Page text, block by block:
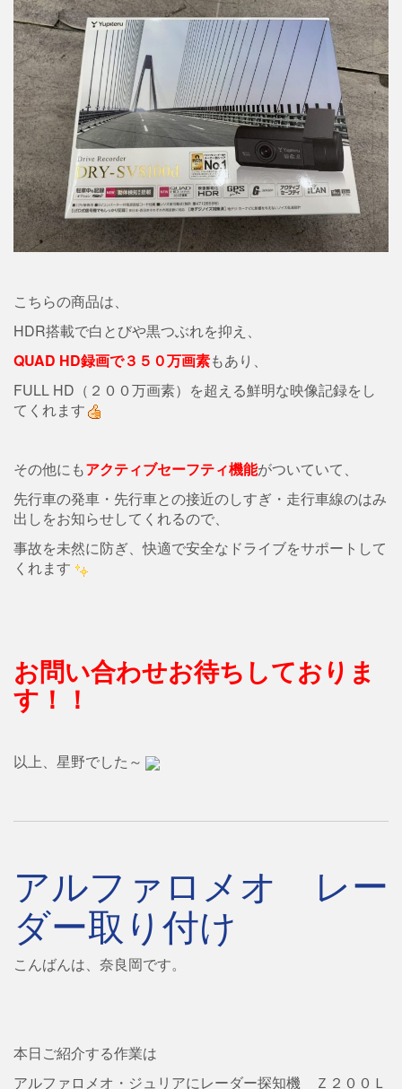
こちらの商品は、
HDR搭載で白とびや黒つぶれを抑え、
QUAD HD録画で３５０万画素もあり、
FULL HD（２００万画素）を超える鮮明な映像記録をし
てくれます
その他にもアクティブセーフティ機能がついていて、
先行車の発車・先行車との接近のしすぎ・走行車線のはみ
出しをお知らせしてくれるので、
事故を未然に防ぎ、快適で安全なドライブをサポートして
くれます
お問い合わせお待ちしておりま
す！！
以上、星野でした～
アルファロメオ レー
ダー取り付け
こんばんは、奈良岡です。
本日ご紹介する作業は
アルファロメオ・ジュリアにレーダー探知機 Ｚ２００Ｌ